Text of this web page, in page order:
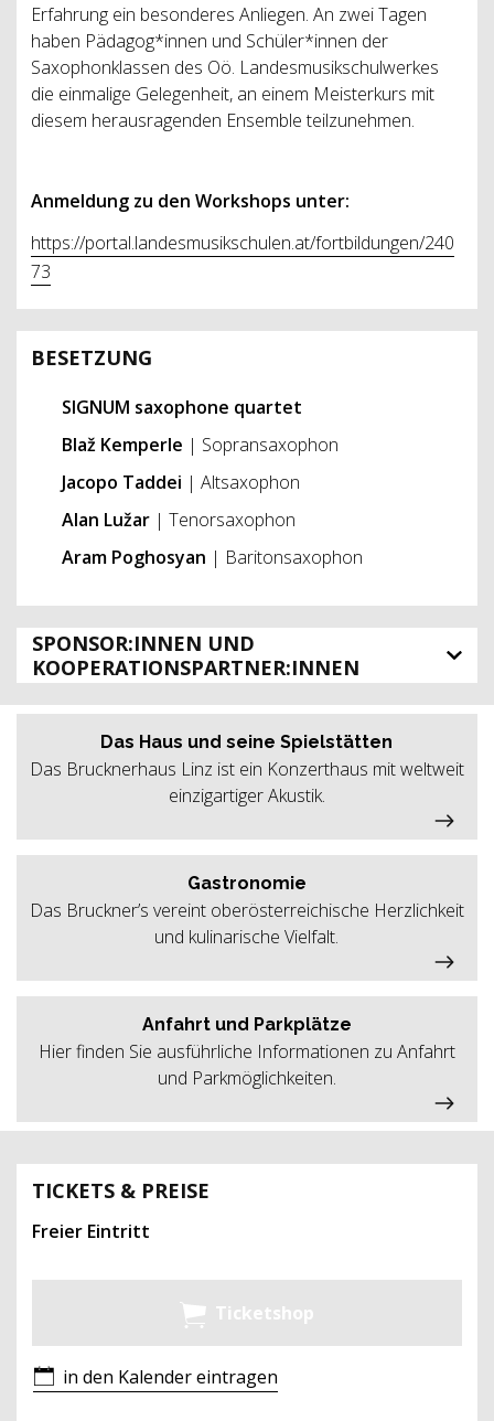
Erfahrung ein besonderes Anliegen. An zwei Tagen
haben Pädagog*innen und Schüler*innen der
Saxophonklassen des Oö. Landesmusikschulwerkes
die einmalige Gelegenheit, an einem Meisterkurs mit
diesem herausragenden Ensemble teilzunehmen.
Anmeldung zu den Workshops unter:
https://portal.landesmusikschulen.at/fortbildungen/240
73
BESETZUNG
SIGNUM saxophone quartet
Blaž Kemperle | Sopransaxophon
Jacopo Taddei | Altsaxophon
Alan Lužar | Tenorsaxophon
Aram Poghosyan | Baritonsaxophon
SPONSOR:INNEN UND
KOOPERATIONSPARTNER:INNEN
TICKETS & PREISE
Freier Eintritt
Ticketshop
in den Kalender eintragen
Das Haus und seine Spielstätten
Das Brucknerhaus Linz ist ein Konzerthaus mit weltweit
einzigartiger Akustik.
Gastronomie
Das Bruckner’s vereint oberösterreichische Herzlichkeit
und kulinarische Vielfalt.
Anfahrt und Parkplätze
Hier finden Sie ausführliche Informationen zu Anfahrt
und Parkmöglichkeiten.